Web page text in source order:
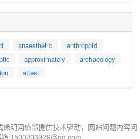
anaesthetic
anthropoid
approximately
archaeology
attest
明网络部提供技术驱动，网站问题内容问